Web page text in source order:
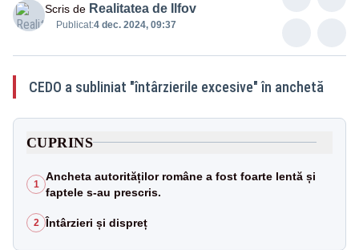
Scris de Realitatea de Ilfov
Publicat:4 dec. 2024, 09:37
CEDO a subliniat "întârzierile excesive" în anchetă
CUPRINS
1
Ancheta autorităților române a fost foarte lentă și
faptele s-au prescris.
2 Întârzieri și dispreț